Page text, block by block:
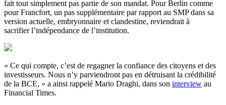
fait tout simplement pas partie de son mandat. Pour Berlin comme
pour Francfort, un pas supplémentaire par rapport au SMP dans sa
version actuelle, embryonnaire et clandestine, reviendrait à
sacrifier l’indépendance de l’institution.
« Ce qui compte, c’est de regagner la confiance des citoyens et des
investisseurs. Nous n’y parviendront pas en détruisant la crédibilité
de la BCE, » a ainsi rappelé Mario Draghi, dans son interview au
Financial Times.